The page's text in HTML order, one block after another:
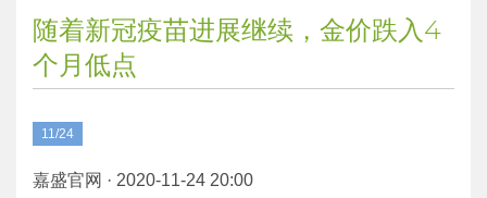
随着新冠疫苗进展继续，金价跌入4
个月低点
11/24
嘉盛官网 · 2020-11-24 20:00